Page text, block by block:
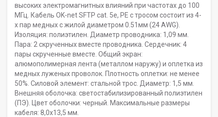
высоких электромагнитных влияний при частотах до 100
МГц. Кабель OK-net SFTP cat. 5e, PE с тросом состоит из 4-
х пар медных с жилой диаметром 0.51мм (24 AWG).
Изоляция: полиэтилен. Диаметр проводника: 1,09 мм.
Пара: 2 скрученных вместе проводника. Сердечник: 4
пары скрученные вместе. Общий экран:
алюмополимерная лента (металлом наружу) и оплетка из
медных луженых проволок. Плотность оплетки: не менее
50%. Силовой элемент: стальной трос. Диаметр: 1,5 мм.
Внешняя оболочка: светостабилизированный полиэтилен
(ПЭ). Цвет оболочки: черный. Максимальные размеры
кабеля: 8,0х13,5 мм.